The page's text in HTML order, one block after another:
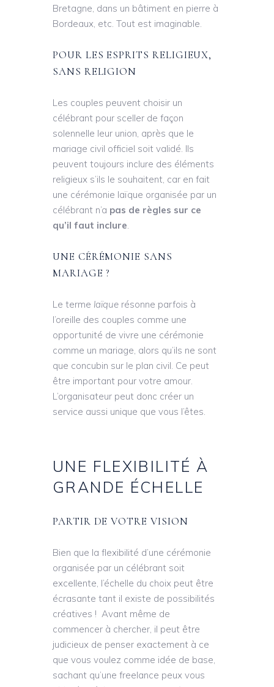
Bretagne, dans un bâtiment en pierre à
Bordeaux, etc. Tout est imaginable.
POUR LES ESPRITS RELIGIEUX,
SANS RELIGION
Les couples peuvent choisir un
célébrant pour sceller de façon
solennelle leur union, après que le
mariage civil officiel soit validé. Ils
peuvent toujours inclure des éléments
religieux s’ils le souhaitent, car en fait
une cérémonie laïque organisée par un
célébrant n’a pas de règles sur ce
qu’il faut inclure
UNE CÉRÉMONIE SANS
MARIAGE ?
Le terme laïque résonne parfois à
l’oreille des couples comme une
opportunité de vivre une cérémonie
comme un mariage, alors qu’ils ne sont
que concubin sur le plan civil. Ce peut
être important pour votre amour.
L’organisateur peut donc créer un
service aussi unique que vous l’êtes.
UNE FLEXIBILITÉ À
GRANDE ÉCHELLE
PARTIR DE VOTRE VISION
Bien que la flexibilité d’une cérémonie
organisée par un célébrant soit
excellente, l’échelle du choix peut être
écrasante tant il existe de possibilités
créatives ! Avant même de
commencer à chercher, il peut être
judicieux de penser exactement à ce
que vous voulez comme idée de base,
sachant qu’une freelance peux vous